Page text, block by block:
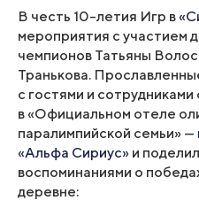
В честь 10-летия Игр в
мероприятия с участием
чемпионов Татьяны
Транькова.
с гостями и
в «Официальном отеле
паралимпийской семьи» —
«Альфа Сириус» и
воспоминаниями о
деревне: